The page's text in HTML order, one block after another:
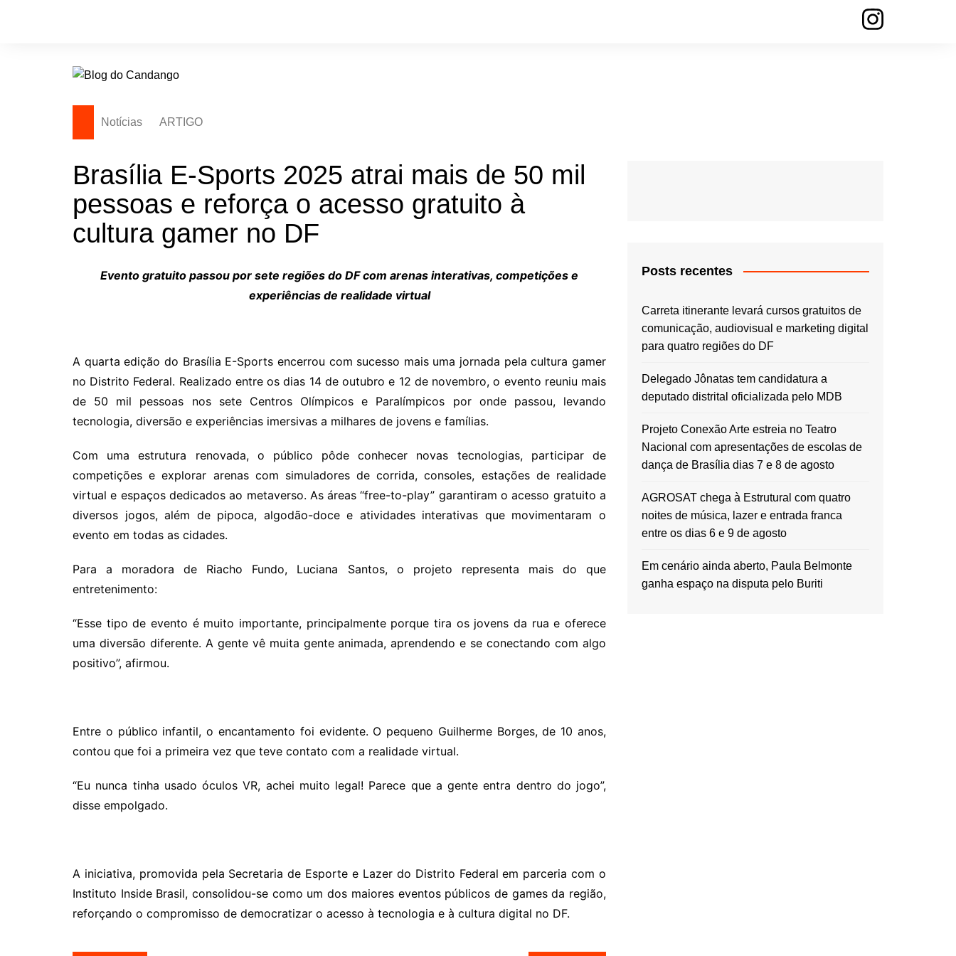
Notícias ARTIGO
Brasília E-Sports 2025 atrai mais de 50 mil
pessoas e reforça o acesso gratuito à
cultura gamer no DF
Evento gratuito passou por sete regiões do DF com arenas interativas, competições e
experiências de realidade virtual
A quarta edição do Brasília E-Sports encerrou com sucesso mais uma jornada pela cultura gamer
no Distrito Federal. Realizado entre os dias 14 de outubro e 12 de novembro, o evento reuniu mais
de 50 mil pessoas nos sete Centros Olímpicos e Paralímpicos por onde passou, levando
tecnologia, diversão e experiências imersivas a milhares de jovens e famílias.
Com uma estrutura renovada, o público pôde conhecer novas tecnologias, participar de
competições e explorar arenas com simuladores de corrida, consoles, estações de realidade
virtual e espaços dedicados ao metaverso. As áreas “free-to-play” garantiram o acesso gratuito a
diversos jogos, além de pipoca, algodão-doce e atividades interativas que movimentaram o
evento em todas as cidades.
Para a moradora de Riacho Fundo, Luciana Santos, o projeto representa mais do que
entretenimento:
“Esse tipo de evento é muito importante, principalmente porque tira os jovens da rua e oferece
uma diversão diferente. A gente vê muita gente animada, aprendendo e se conectando com algo
positivo”, afirmou.
Entre o público infantil, o encantamento foi evidente. O pequeno Guilherme Borges, de 10 anos,
contou que foi a primeira vez que teve contato com a realidade virtual.
“Eu nunca tinha usado óculos VR, achei muito legal! Parece que a gente entra dentro do jogo”,
disse empolgado.
A iniciativa, promovida pela Secretaria de Esporte e Lazer do Distrito Federal em parceria com o
Instituto Inside Brasil, consolidou-se como um dos maiores eventos públicos de games da região,
reforçando o compromisso de democratizar o acesso à tecnologia e à cultura digital no DF.
Posts recentes
Carreta itinerante levará cursos gratuitos de
comunicação, audiovisual e marketing digital
para quatro regiões do DF
Delegado Jônatas tem candidatura a
deputado distrital oficializada pelo MDB
Projeto Conexão Arte estreia no Teatro
Nacional com apresentações de escolas de
dança de Brasília dias 7 e 8 de agosto
AGROSAT chega à Estrutural com quatro
noites de música, lazer e entrada franca
entre os dias 6 e 9 de agosto
Em cenário ainda aberto, Paula Belmonte
ganha espaço na disputa pelo Buriti